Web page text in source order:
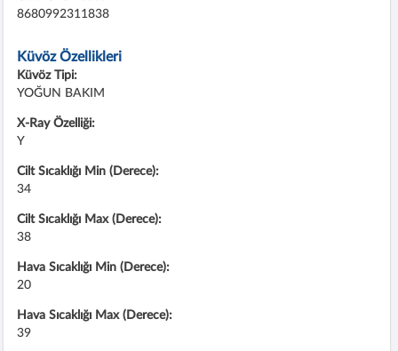
8680992311838
Küvöz Özellikleri
Küvöz Tipi:
YOĞUN BAKIM
X-Ray Özelliği:
Y
Cilt Sıcaklığı Min (Derece):
34
Cilt Sıcaklığı Max (Derece):
38
Hava Sıcaklığı Min (Derece):
20
Hava Sıcaklığı Max (Derece):
39